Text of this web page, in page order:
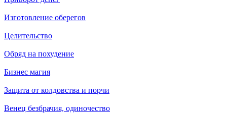
Изготовление оберегов
Целительство
Обряд на похудение
Бизнес магия
Защита от колдовства и порчи
Венец безбрачия, одиночество